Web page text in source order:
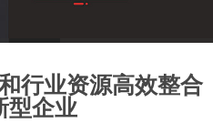
5 6 7 8
行业资源高效整合
型企业